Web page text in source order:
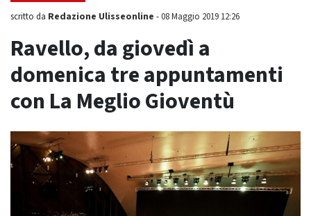
scritto da Redazione Ulisseonline -08 Maggio 2019 12:26
Ravello, da giovedì a
domenica tre appuntamenti
con La Meglio Gioventù